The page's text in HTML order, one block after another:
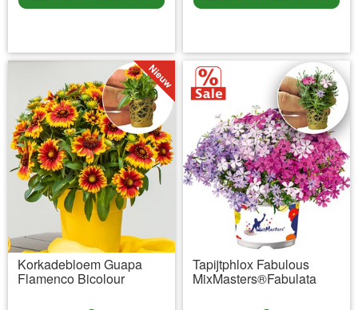
Korkadebloem Guapa
Flamenco Bicolour
Tapijtphlox Fabulous
MixMasters®Fabulata